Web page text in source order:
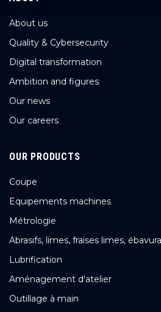
About us
Quality & Cybersecurity
Digital transformation
Ambition and figures
Our news
Our careers
OUR PRODUCTS
Coupe
Equipements machines
Métrologie
Abrasifs, limes, fraises limes,
Lubrification
Aménagement d'atelier
Outillage à main